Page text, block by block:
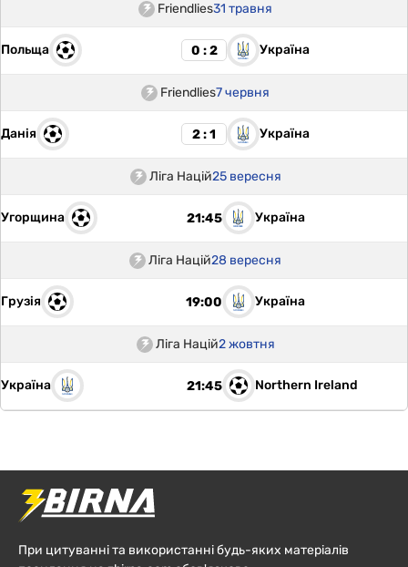
Friendlies31 травня
Польща 0 : 2 Україна
Friendlies7 червня
Данія 2 : 1 Україна
Ліга Націй25 вересня
Угорщина 21:45 Україна
Ліга Націй28 вересня
Грузія 19:00 Україна
Ліга Націй2 жовтня
Україна 21:45 Northern Ireland
При цитуванні та використанні будь-яких матеріалів